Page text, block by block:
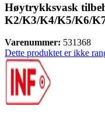
Høytrykksvask
K2/K3/K4/K5/K6/
Varenummer: 531368
Dette produktet er ikke